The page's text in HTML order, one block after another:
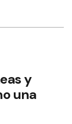
y
una